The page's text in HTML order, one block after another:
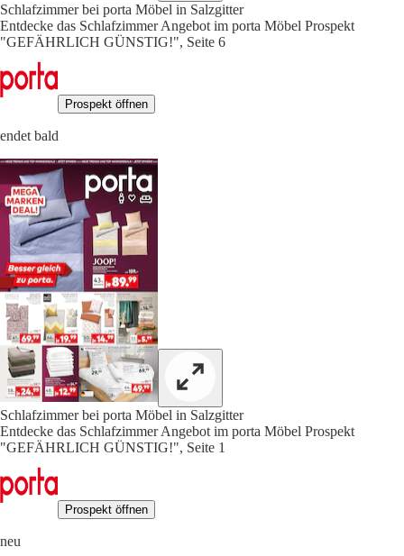
Schlafzimmer bei porta Möbel in Salzgitter
Entdecke das Schlafzimmer Angebot im porta Möbel Prospekt
"GEFÄHRLICH GÜNSTIG!", Seite 6
Prospekt öffnen
endet bald
Schlafzimmer bei porta Möbel in Salzgitter
Entdecke das Schlafzimmer Angebot im porta Möbel Prospekt
"GEFÄHRLICH GÜNSTIG!", Seite 1
Prospekt öffnen
neu